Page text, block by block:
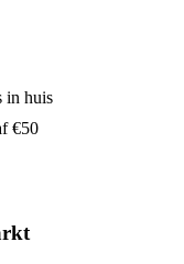
in huis
€50